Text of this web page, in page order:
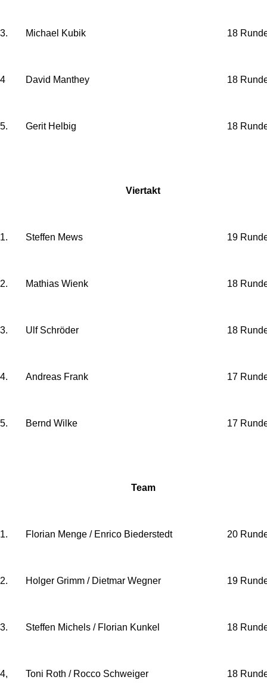
3. Michael Kubik 18
4 David Manthey 18
5. Gerit Helbig 18
Viertakt
1. Steffen Mews 19
2. Mathias Wienk 18
3. Ulf Schröder 18
4. Andreas Frank 17
5. Bernd Wilke 17
Team
1. Florian Menge / Enrico Biederstedt 20
2. Holger Grimm / Dietmar Wegner 19
3. Steffen Michels / Florian Kunkel 18
4, Toni Roth / Rocco Schweiger 18